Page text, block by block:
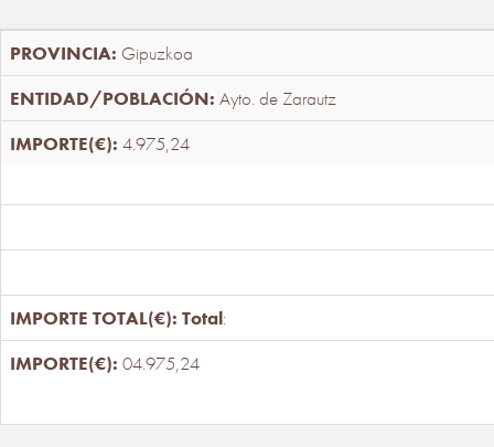
Gipuzkoa
Ayto. de Zarautz
4.975,24
Total:
04.975,24